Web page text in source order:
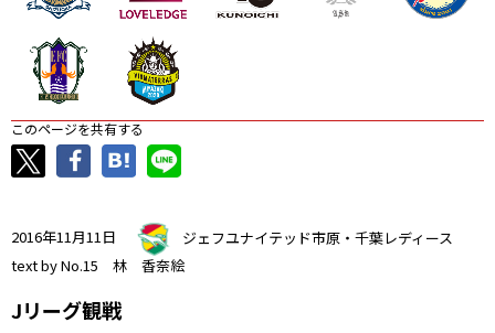
このページを共有する
2016年11月11日
ジェフユナイテッド市原・千葉レディース
text by No.15 林 香奈絵
Jリーグ観戦